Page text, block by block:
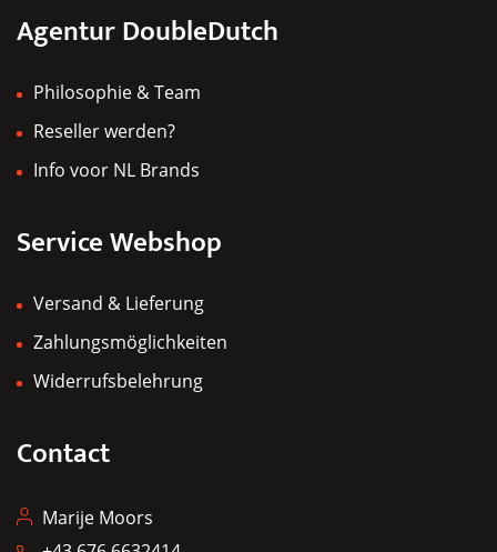
gewählt
Agentur DoubleDutch
Philosophie & Team
Reseller werden?
Info voor NL Brands
Service Webshop
Versand & Lieferung
Zahlungsmöglichkeiten
Widerrufsbelehrung
Contact
Marije Moors